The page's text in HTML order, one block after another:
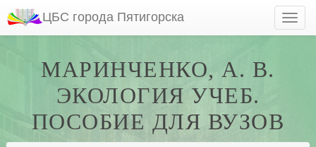
ЦБС города Пятигорска
МАРИНЧЕНКО, А. В.
ЭКОЛОГИЯ УЧЕБ.
ПОСОБИЕ ДЛЯ ВУЗОВ